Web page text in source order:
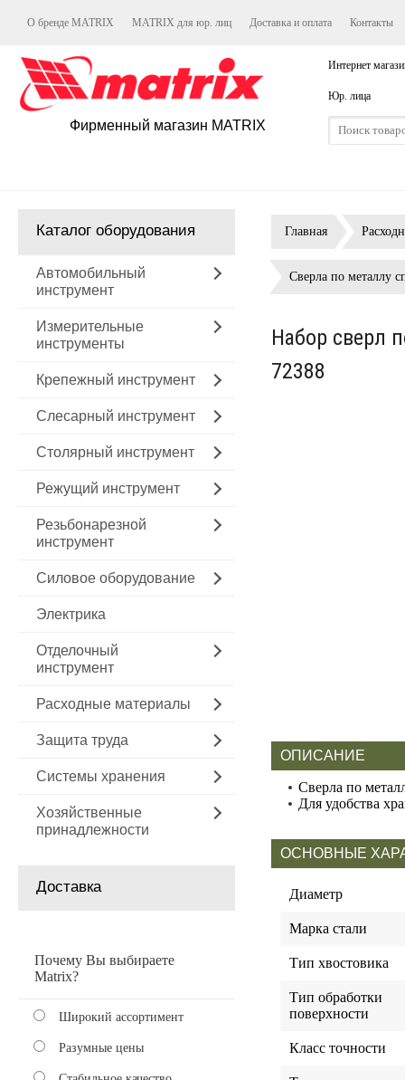
О бренде MATRIX MATRIX для юр. лиц Доставка и оплата Контакты
Фирменный магазин MATRIX
Интернет
Юр. лица
Каталог оборудования
Автомобильный
инструмент
Измерительные
инструменты
Крепежный инструмент
Слесарный инструмент
Столярный инструмент
Режущий инструмент
Резьбонарезной
инструмент
Силовое оборудование
Электрика
Отделочный
инструмент
Расходные материалы
Защита труда
Системы хранения
Хозяйственные
принадлежности
Доставка
Почему Вы выбираете
Matrix?
Широкий ассортимент
Разумные цены
Главная
Сверла по металлу
Набор сверл
72388
ОПИСАНИЕ
Сверла по
Для удобства
ОСНОВНЫЕ
Диаметр
Марка стали
Тип хвостовика
Тип обработки
поверхности
Класс точности